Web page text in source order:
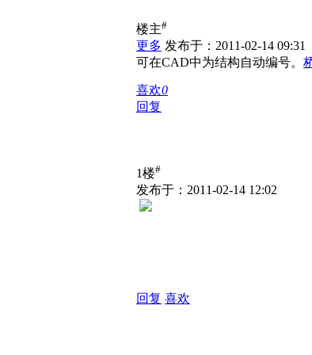
楼主#
更多 发布于：2011-02-14 09:31
可在CAD中为结构自动编号。
喜欢0
回复
1楼#
发布于：2011-02-14 12:02
回复 喜欢